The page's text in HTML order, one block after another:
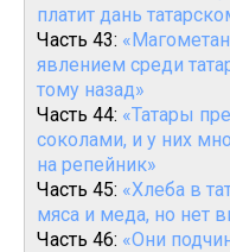
платит дань
Часть 43:
явлением среди
тому назад»
Часть 44: «Татары
соколами, и у них
на репейник»
Часть 45: «Хлеба в
мяса и меда, но нет
Часть 46: «Они